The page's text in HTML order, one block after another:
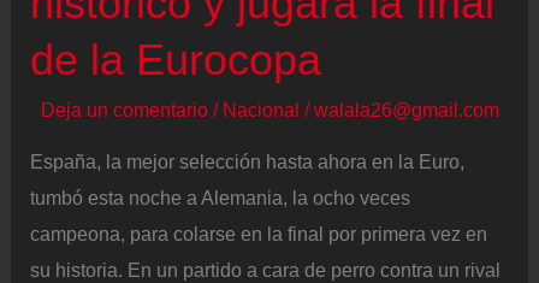
hasta
los
de
Patri
Guijarro
de la Eurocopa
Deja un comentario / Nacional /walala26@gmail.com
España, la mejor selección hasta ahora en la Euro,
tumbó esta noche a Alemania, la ocho veces
campeona, para colarse en la final por primera vez en
su historia. En un partido a cara de perro contra un rival